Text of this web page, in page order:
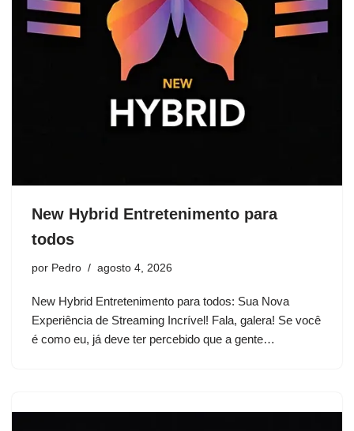
New Hybrid Entretenimento para
todos
por Pedro agosto 4, 2026
New Hybrid Entretenimento para todos: Sua Nova
Experiência de Streaming Incrível! Fala, galera! Se você
é como eu, já deve ter percebido que a gente…